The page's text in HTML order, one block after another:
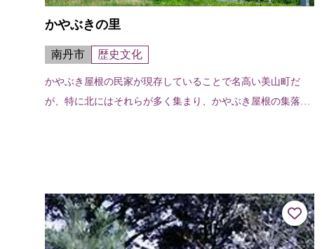
かやぶきの里
南丹市 歴史文化
かやぶき屋根の民家が現存していることで名高い美山町だ
が、特に北にはそれらが多く集まり、かやぶき屋根の集落が